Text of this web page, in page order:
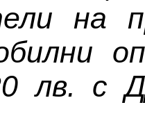
на
лв. с